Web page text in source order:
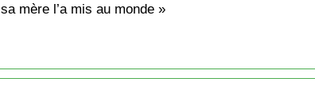
mère l’a mis au monde »